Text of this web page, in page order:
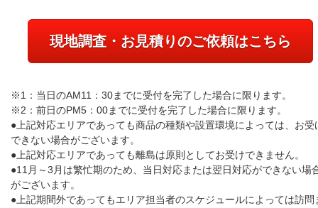
現地調査・お見積りのご依頼はこちら
※1：当日のAM11：30までに受付を完了した場合に限ります。
※2：前日のPM5：00までに受付を完了した場合に限ります。
●上記対応エリアであっても商品の種類や設置環境によっては、お受
できない場合がございます。
●上記対応エリアであっても離島は原則としてお受けできません。
●11月～3月は繁忙期のため、当日対応または翌日対応ができない場
がございます。
●上記期間外であってもエリア担当者のスケジュールによっては訪問